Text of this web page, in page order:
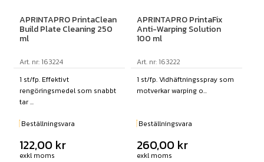
APRINTAPRO PrintaClean
Build Plate Cleaning 250
ml
Art. nr: 163224
1 st/fp. Effektivt
rengöringsmedel som snabbt
tar ...
Beställningsvara
122,00 kr
exkl moms
APRINTAPRO PrintaFix
Anti-Warping Solution
100 ml
Art. nr: 163222
1 st/fp. Vidhäftningsspray som
motverkar warping o...
Beställningsvara
260,00 kr
exkl moms